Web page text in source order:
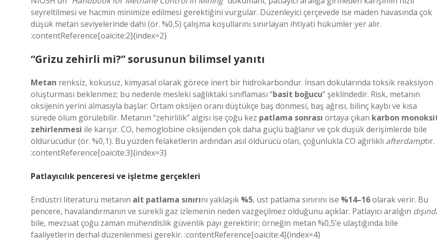
seyreltilmesi ve hacmin minimize edilmesi gerektiğini vurgular. Düzenleyici çerçevede ise maden havasında çok
düşük metan seviyelerinde dahi (ör. %0,5) çalışma koşullarını sınırlayan ihtiyati hükümler yer alır.
:contentReference[oaicite:2]{index=2}
“Grizu zehirli mi?” sorusunun bilimsel yanıtı
Metan renksiz, kokusuz, kimyasal olarak görece inert bir hidrokarbondur. İnsan dokularında toksik reaksiyon
oluşturması beklenmez; bu nedenle mesleki sağlıktaki sınıflaması “basit boğucu” şeklindedir. Risk, metanın
oksijenin yerini almasıyla başlar: Ortam oksijen oranı düştükçe baş dönmesi, baş ağrısı, bilinç kaybı ve kısa
sürede ölüm görülebilir. Metanın “zehirlilik” algısı ise çoğu kez patlama sonrası ortaya çıkan karbon
zehirlenmesi ile karışır. CO, hemoglobine oksijenden çok daha güçlü bağlanır ve çok düşük derişimlerde bile
öldürücüdür (ör. %0,1). Bu yüzden felaketlerin ardından asıl öldürücü olan, çoğunlukla CO ağırlıklı afterdamptır.
:contentReference[oaicite:3]{index=3}
Patlayıcılık penceresi ve işletme gerçekleri
Endüstri literatürü metanın alt patlama sınırını yaklaşık %5, üst patlama sınırını ise %14–16olarak verir. Bu
pencere, havalandırmanın ve sürekli gaz izlemenin neden vazgeçilmez olduğunu açıklar. Patlayıcı aralığın
bile, mevzuat çoğu zaman mühendislik güvenlik payı gerektirir; örneğin metan %0,5’e ulaştığında bile
faaliyetlerin derhal düzenlenmesi gerekir. :contentReference[oaicite:4]{index=4}